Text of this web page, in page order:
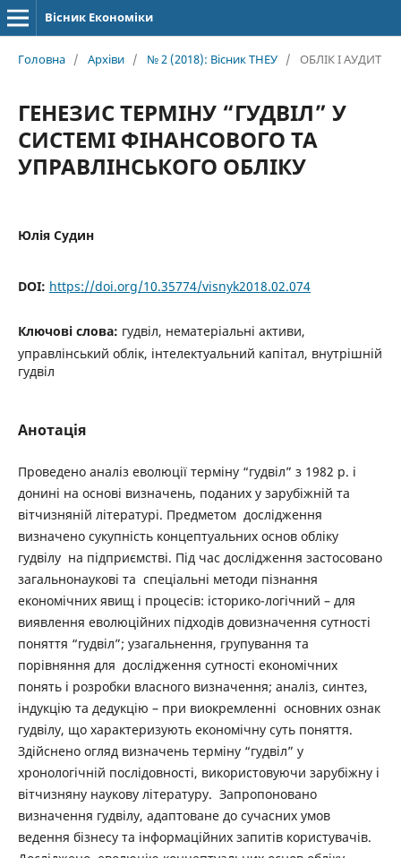
Вісник Економіки
Головна / Архіви / № 2 (2018): Вісник ТНЕУ / ОБЛІК І АУДИТ
ГЕНЕЗИС ТЕРМІНУ “ГУДВІЛ” У
СИСТЕМІ ФІНАНСОВОГО ТА
УПРАВЛІНСЬКОГО ОБЛІКУ
Юлія Судин
DOI: https://doi.org/10.35774/visnyk2018.02.074
Ключові слова: гудвіл, нематеріальні активи,
управлінський облік, інтелектуальний капітал, внутрішній
гудвіл
Анотація
Проведено аналіз еволюції терміну “гудвіл” з 1982 р. і
донині на основі визначень, поданих у зарубіжній та
вітчизняній літературі. Предметом дослідження
визначено сукупність концептуальних основ обліку
гудвілу на підприємстві. Під час дослідження застосовано
загальнонаукові та спеціальні методи пізнання
економічних явищ і процесів: історико-логічний – для
виявлення еволюційних підходів довизначення сутності
поняття “гудвіл”; узагальнення, групування та
порівняння для дослідження сутності економічних
понять і розробки власного визначення; аналіз, синтез,
індукцію та дедукцію – при виокремленні основних ознак
гудвілу, що характеризують економічну суть поняття.
Здійснено огляд визначень терміну “гудвіл” у
хронологічній послідовності, використовуючи зарубіжну і
вітчизняну наукову літературу. Запропоновано
визначення гудвілу, адаптоване до сучасних умов
ведення бізнесу та інформаційних запитів користувачів.